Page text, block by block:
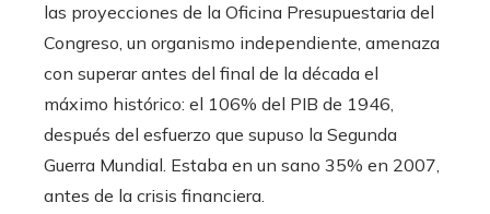
las proyecciones de la Oficina Presupuestaria del
Congreso, un organismo independiente, amenaza
con superar antes del final de la década el
máximo histórico: el 106% del PIB de 1946,
después del esfuerzo que supuso la Segunda
Guerra Mundial. Estaba en un sano 35% en 2007,
antes de la crisis financiera.